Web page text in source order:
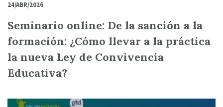
24/ABR/2026
Seminario online: De la sanción a la
formación: ¿Cómo llevar a la práctica
la nueva Ley de Convivencia
Educativa?